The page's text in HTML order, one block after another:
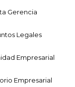
Gerencia
Legales
Empresarial
Empresarial